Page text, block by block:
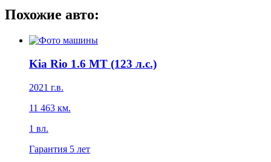
Похожие авто:
Kia Rio 1.6 MT (123 л.с.)
2021 г.в.
11 463 км.
1 вл.
Гарантия 5 лет